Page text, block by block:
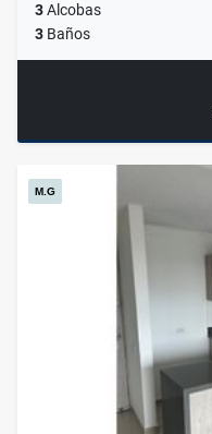
3Alcobas
3 Baños
M.G